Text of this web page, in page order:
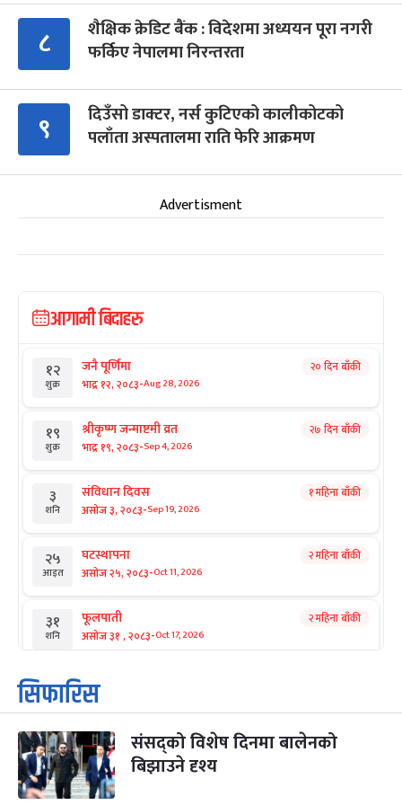
८
शैक्षिक क्रेडिट बैंक : विदेशमा अध्ययन पूरा नगरी
फर्किए नेपालमा निरन्तरता
९
दिउँसो डाक्टर, नर्स कुटिएको कालीकोटको
पलाँता अस्पतालमा राति फेरि आक्रमण
Advertisment
आगामी बिदाहरु
१२
शुक्र
जनै पूर्णिमा
भाद्र १२, २०८३-Aug 28, 2026
२० दिन बाँकी
१९
शुक्र
श्रीकृष्ण जन्माष्टमी व्रत
भाद्र १९, २०८३-Sep 4, 2026
२७ दिन बाँकी
३
शनि
संविधान दिवस
असोज ३, २०८३-Sep 19, 2026
१ महिना बाँकी
२५
आइत
घटस्थापना
असोज २५, २०८३-Oct 11, 2026
२ महिना बाँकी
३१
शनि
फूलपाती
असोज ३१ , २०८३-Oct 17, 2026
२ महिना बाँकी
१
आइत
कार्तिक सङ्क्रान्ति
कार्तिक १, २०८३
३
मंगल
महानवमी
कार्तिक ३, २०८३-Oct 20, 2026
२ महिना बाँकी
सिफारिस
संसद्को विशेष दिनमा बालेनको
बिझाउने दृश्य